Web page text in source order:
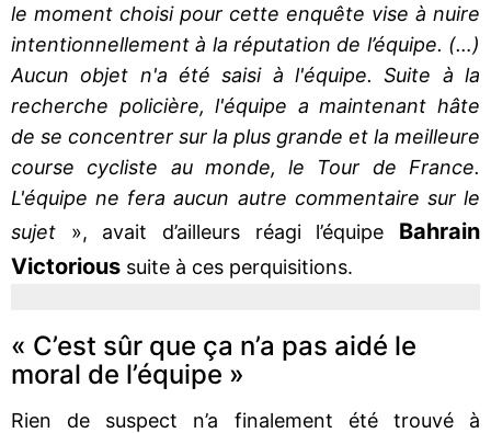
le moment choisi pour cette enquête vise à nuire
intentionnellement à la réputation de l’équipe. (…)
Aucun objet n'a été saisi à l'équipe. Suite à la
recherche policière, l'équipe a maintenant hâte
de se concentrer sur la plus grande et la meilleure
course cycliste au monde, le Tour de France.
L'équipe ne fera aucun autre commentaire sur le
sujet », avait d’ailleurs réagi l’équipe Bahrain
Victorious suite à ces perquisitions.
« C’est sûr que ça n’a pas aidé le
moral de l’équipe »
Rien de suspect n’a finalement été trouvé à